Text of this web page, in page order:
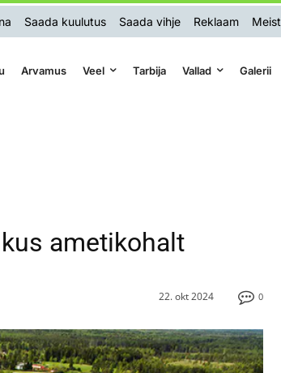
Saada kuulutus Saada vihje Reklaam Meist
Arvamus Veel Tarbija Vallad Galerii
ametikohalt
0
22. okt 2024